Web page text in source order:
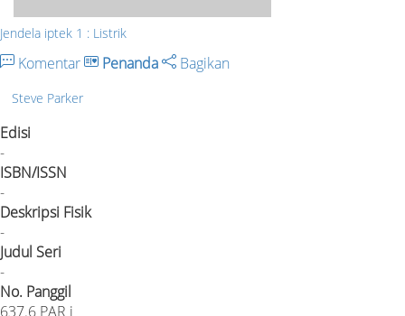
Jendela iptek 1 : Listrik
Komentar Penanda Bagikan
Steve Parker
Edisi
-
ISBN/ISSN
-
Deskripsi Fisik
-
Judul Seri
-
No. Panggil
637.6 PAR i